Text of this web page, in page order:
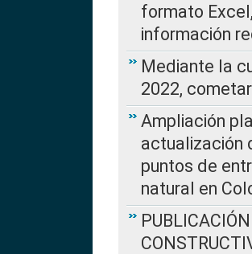
formato
información
Mediante la
2022,
Ampliación
actualización
puntos de
natural en